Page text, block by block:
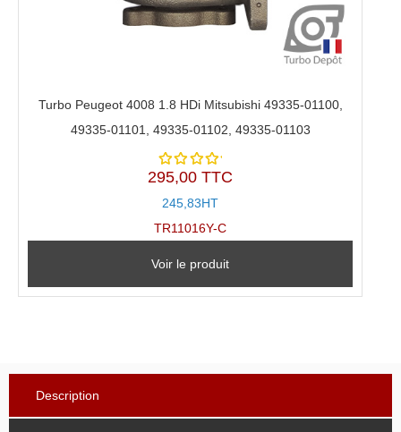
Turbo Peugeot 4008 1.8 HDi Mitsubishi 49335-01100,
49335-01101, 49335-01102, 49335-01103
Note
5
295,00 TTC
245,83HT
TR11016Y-C
Voir le produit
Description